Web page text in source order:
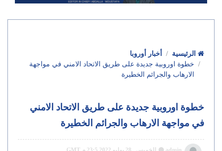
أخبار أوروبا
خطوة اوروبية جديدة على طريق الاتحاد الامني في مواجهة
الارهاب والجرائم الخطيرة
خطوة اوروبية جديدة على طريق الاتحاد الامني
في مواجهة الارهاب والجرائم الخطيرة